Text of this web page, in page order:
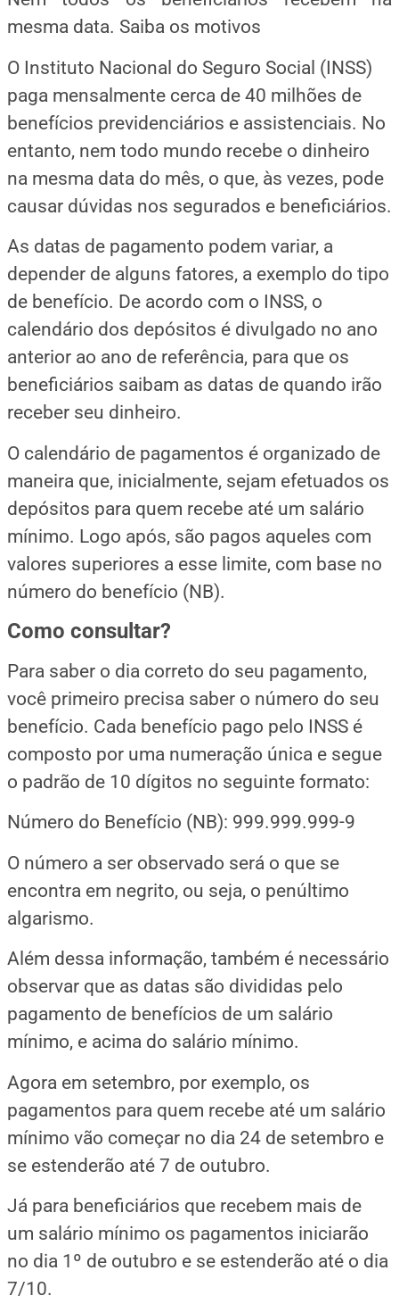
mesma data. Saiba os motivos
O Instituto Nacional do Seguro Social (INSS)
paga mensalmente cerca de 40 milhões de
benefícios previdenciários e assistenciais. No
entanto, nem todo mundo recebe o dinheiro
na mesma data do mês, o que, às vezes, pode
causar dúvidas nos segurados e beneficiários.
As datas de pagamento podem variar, a
depender de alguns fatores, a exemplo do tipo
de benefício. De acordo com o INSS, o
calendário dos depósitos é divulgado no ano
anterior ao ano de referência, para que os
beneficiários saibam as datas de quando irão
receber seu dinheiro.
O calendário de pagamentos é organizado de
maneira que, inicialmente, sejam efetuados os
depósitos para quem recebe até um salário
mínimo. Logo após, são pagos aqueles com
valores superiores a esse limite, com base no
número do benefício (NB).
Como consultar?
Para saber o dia correto do seu pagamento,
você primeiro precisa saber o número do seu
benefício. Cada benefício pago pelo INSS é
composto por uma numeração única e segue
o padrão de 10 dígitos no seguinte formato:
Número do Benefício (NB): 999.999.999-9
O número a ser observado será o que se
encontra em negrito, ou seja, o penúltimo
algarismo.
Além dessa informação, também é necessário
observar que as datas são divididas pelo
pagamento de benefícios de um salário
mínimo, e acima do salário mínimo.
Agora em setembro, por exemplo, os
pagamentos para quem recebe até um salário
mínimo vão começar no dia 24 de setembro e
se estenderão até 7 de outubro.
Já para beneficiários que recebem mais de
um salário mínimo os pagamentos iniciarão
no dia 1º de outubro e se estenderão até o dia
7/10.